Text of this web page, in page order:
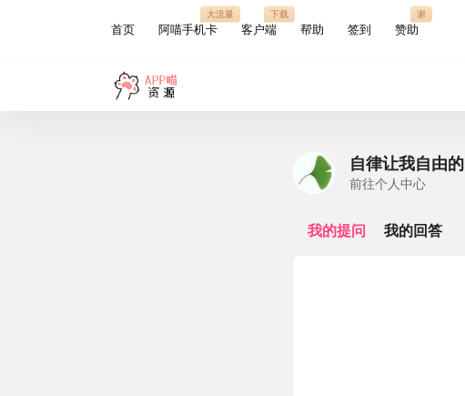
首页 阿喵手机卡
大流量
客户端
下载
帮助 签到 赞助
谢
自律让我自由的
前往个人中心
我的提问 我的回答